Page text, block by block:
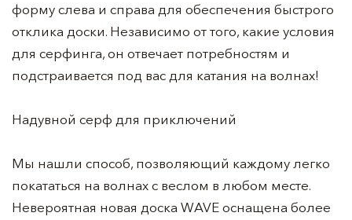
форму слева и справа для обеспечения быстрого
отклика доски. Независимо от того, какие условия
для серфинга, он отвечает потребностям и
подстраивается под вас для катания на волнах!
Надувной серф для приключений
Мы нашли способ, позволяющий каждому легко
покататься на волнах с веслом в любом месте.
Невероятная новая доска WAVE оснащена более